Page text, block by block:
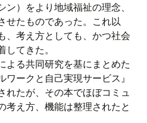
ン）をより地域福祉の理念、
せたものであった。これ以
、考え方としても、かつ社会
てきた。
よる共同研究を基にまとめた
ワークと自己実現サービス』
れたが、その本でほぼコミュ
考え方、機能は整理されたと